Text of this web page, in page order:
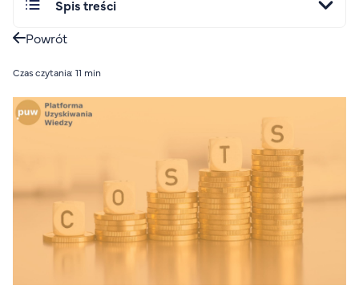
Opłaty za studia
Dla studenta
Organizacja studiów
Aktualności
Stypendia
O rekrutacji
Jak zostać studentem AHE
Biuro rekrutacji
Zasady przyjęcia na studia
Spis treści
Powrót
Czas czytania: 11 min